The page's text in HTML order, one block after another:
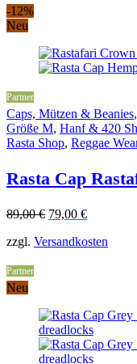
-12%
Neu
Partner
Caps, Mützen & Beanies,
Größe M, Hanf & 420
Rasta Shop, Reggae
Rasta Cap
89,00€ Original
was:
79,00 €Current
is:
zzgl. Versandkosten
Partner
Neu